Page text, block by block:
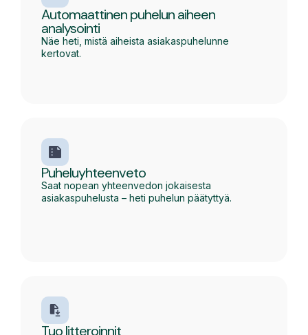
Automaattinen puhelun aiheen
analysointi
Näe heti, mistä aiheista asiakaspuhelunne
kertovat.
Puheluyhteenveto
Saat nopean yhteenvedon jokaisesta
asiakaspuhelusta – heti puhelun päätyttyä.
Tuo litteroinnit